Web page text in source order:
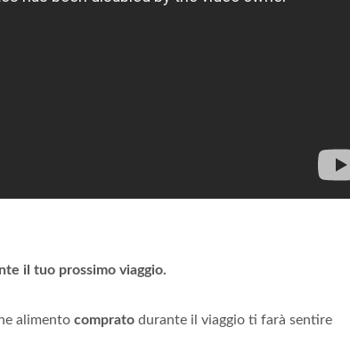
il tuo prossimo viaggio.
alimento comprato durante il viaggio ti farà sentire